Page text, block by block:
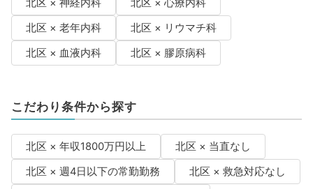
北区 × 神経内科
北区 × 心療内科
北区 × 老年内科
北区 × リウマチ科
北区 × 血液内科
北区 × 膠原病科
こだわり条件から探す
北区 × 年収1800万円以上
北区 × 当直なし
北区 × 週4日以下の常勤勤務
北区 × 救急対応なし